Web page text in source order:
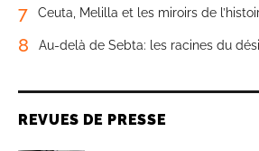
7 Ceuta, Melilla et les miroirs de
8 Au-delà de Sebta: les racines du
REVUES DE PRESSE